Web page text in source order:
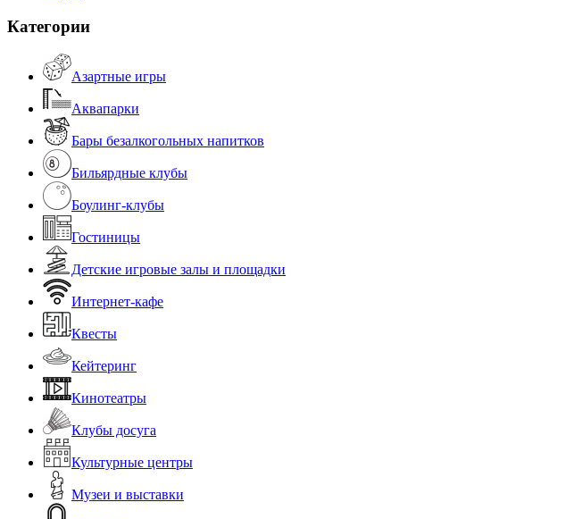
Категории
Азартные игры
Аквапарки
Бары безалкогольных напитков
Бильярдные клубы
Боулинг-клубы
Гостиницы
Детские игровые залы и площадки
Интернет-кафе
Квесты
Кейтеринг
Кинотеатры
Клубы досуга
Культурные центры
Музеи и выставки